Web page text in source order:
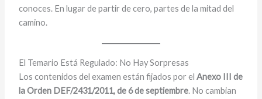
conoces. En lugar de partir de cero, partes de la mitad del
camino.
El Temario Está Regulado: No Hay Sorpresas
Los contenidos del examen están fijados por el Anexo III de
la Orden DEF/2431/2011, de 6 de septiembre. No cambian